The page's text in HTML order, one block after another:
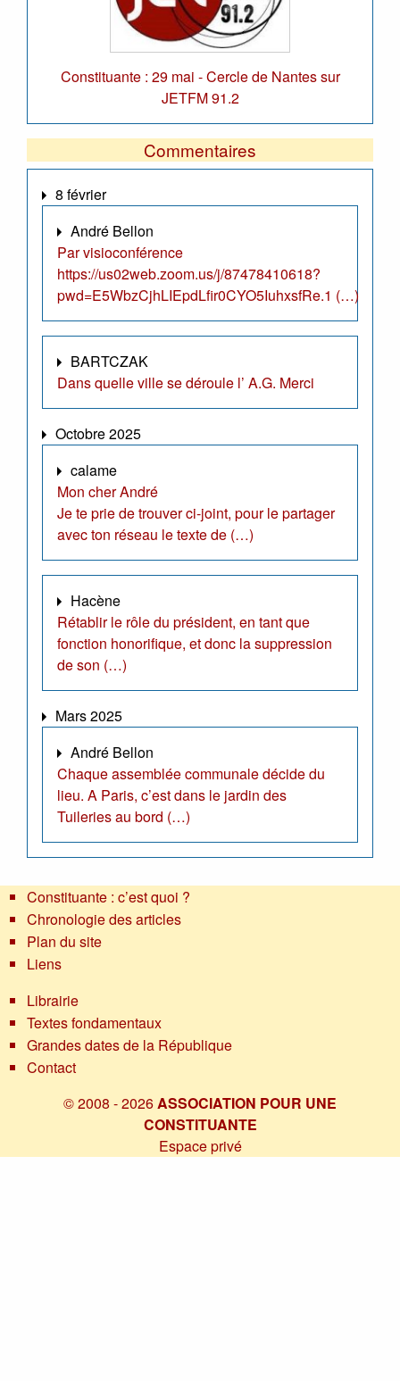
Constituante : 29 mai - Cercle de Nantes sur
JETFM 91.2
Commentaires
8 février
André Bellon
Par visioconférence
https://us02web.zoom.us/j/87478410618?
pwd=E5WbzCjhLIEpdLfir0CYO5IuhxsfRe.1 (…)
BARTCZAK
Dans quelle ville se déroule l’ A.G. Merci
Octobre 2025
calame
Mon cher André
Je te prie de trouver ci-joint, pour le partager
avec ton réseau le texte de (…)
Hacène
Rétablir le rôle du président, en tant que
fonction honorifique, et donc la suppression
de son (…)
Mars 2025
André Bellon
Chaque assemblée communale décide du
lieu. A Paris, c’est dans le jardin des
Tuileries au bord (…)
Constituante : c’est quoi ?
Chronologie des articles
Plan du site
Liens
Librairie
Textes fondamentaux
Grandes dates de la République
Contact
© 2008 - 2026ASSOCIATION POUR UNE
CONSTITUANTE
Espace privé